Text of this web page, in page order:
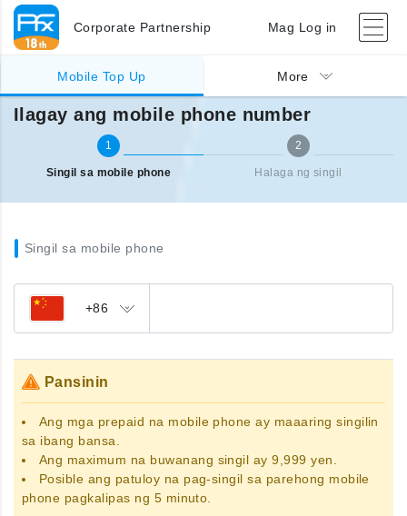
Corporate Partnership Mag Log in
Mobile Top Up More
Singil sa ibang bansa (mobile) Ilagay ang mobile phone number
Ilagay ang mobile phone number
1
Singil sa mobile phone
2
Halaga ng singil
Singil sa mobile phone
+86
Pansinin
Ang mga prepaid na mobile phoneay maaaring singilin
sa ibang bansa.
Ang maximum na buwanang singil ay 9,999 yen.
Posible ang patuloy na pag-singil sa parehong mobile
phone pagkalipas ng 5 minuto.